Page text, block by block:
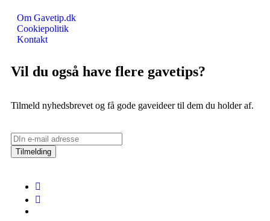
Om Gavetip.dk
Cookiepolitik
Kontakt
Vil du også have flere gavetips?
Tilmeld nyhedsbrevet og få gode gaveideer til dem du holder af.
Tilmelding